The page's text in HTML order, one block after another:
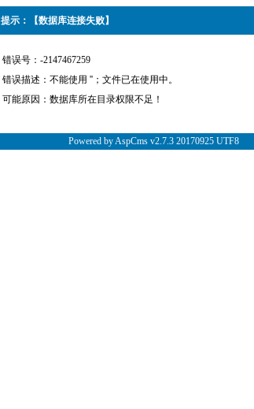
提示：【数据库连接失败】
错误号：-2147467259
错误描述：不能使用 ''；文件已在使用中。
可能原因：数据库所在目录权限不足！
Powered by AspCms v2.7.3 20170925 UTF8